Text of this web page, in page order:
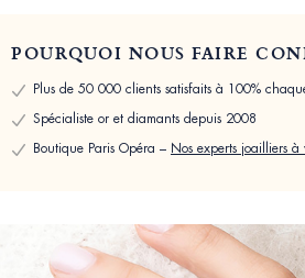
POURQUOI NOUS FAIRE
Plus de 50 000 clients satisfaits à 100%
Spécialiste or et diamants depuis 2008
Boutique Paris Opéra – Nos experts joailliers à